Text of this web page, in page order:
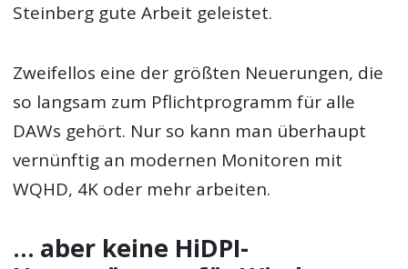
Steinberg gute Arbeit geleistet.
Zweifellos eine der größten Neuerungen, die
so langsam zum Pflichtprogramm für alle
DAWs gehört. Nur so kann man überhaupt
vernünftig an modernen Monitoren mit
WQHD, 4K oder mehr arbeiten.
… aber keine HiDPI-